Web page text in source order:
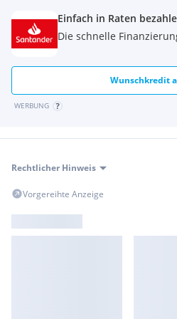
Innenausstattung:
Innovations-Paket
Instrumentenkombination
Isofix-Aufnahmen für
Karosserie: 5-türig
Klimaautomatik 2-Zonen mit
Komfortzugang (Öffnungs- und
Kopf-Airbag-System vorn
Lendenwirbelstütze Sitz vorn
Lenkrad (Leder M-Technic)
Lenksäule (Lenkrad)
Leseleuchten hinten
Einfach in Raten
Die schnelle
Wunschkredit
WERBUNG
Rechtlicher Hinweis
Vorgereihte Anzeige